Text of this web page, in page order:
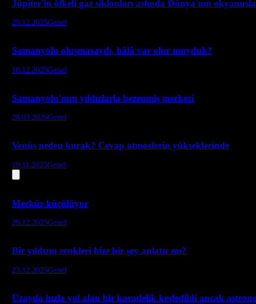
Jüpiter'in öfkeli gaz siklonları aslında Dünya'nın
25.12.2025Genel
Samanyolu oluşmasaydı, hâlâ var olur muyduk?
18.12.2025Genel
Samanyolu'nun yıldızlarla bezenmiş merkezi
28.03.2026Genel
Venüs neden kurak? Cevap atmosferin yükseklerinde
19.11.2025Genel
Merkür küçülüyor
29.12.2025Genel
Bir yıldızın renkleri bize bir şey anlatır mı?
23.12.2025Genel
Uzayda hızla yol alan bir karadelik keşfedildi ancak